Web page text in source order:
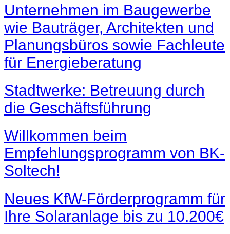
Unternehmen im Baugewerbe
wie Bauträger, Architekten und
Planungsbüros sowie Fachleute
für Energieberatung
Stadtwerke: Betreuung durch
die Geschäftsführung
Willkommen beim
Empfehlungsprogramm von BK-
Soltech!
Neues KfW-Förderprogramm für
Ihre Solaranlage bis zu 10.200€